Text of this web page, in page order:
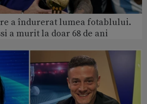
a îndurerat lumea fotablului.
a murit la doar 68 de ani